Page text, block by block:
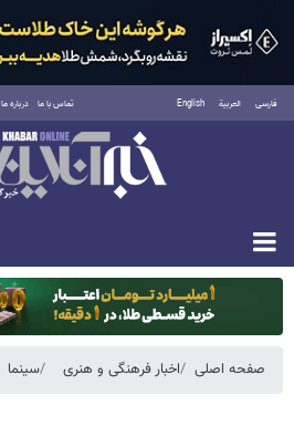
فارسی العربية English تماس با ما درباره ما
یکشنبه ۱۸ مرداد ۱۴۰۵
صفحه اصلی اخبار فرهنگی و هنری سینما